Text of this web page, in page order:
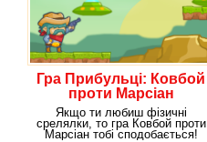
Гра Прибульці: Ковбой
проти Марсіан
Якщо ти любиш фізичні
срелялки, то гра Ковбой проти
Марсіан тобі сподобається!